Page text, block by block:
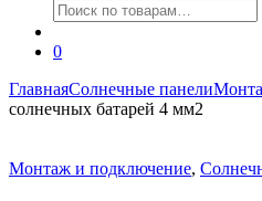
Искать:
0
ГлавнаяСолнечные панели
солнечных батарей 4 мм2
Монтаж и подключение,